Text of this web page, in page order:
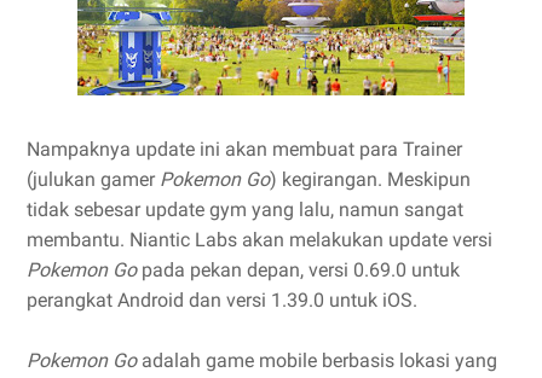
Nampaknya update ini akan membuat para Trainer
(julukan gamer Pokemon Go) kegirangan. Meskipun
tidak sebesar update gym yang lalu, namun sangat
membantu. Niantic Labs akan melakukan update versi
Pokemon Gopada pekan depan, versi 0.69.0 untuk
perangkat Android dan versi 1.39.0 untuk iOS.
Pokemon Goadalah game mobile berbasis lokasi yang